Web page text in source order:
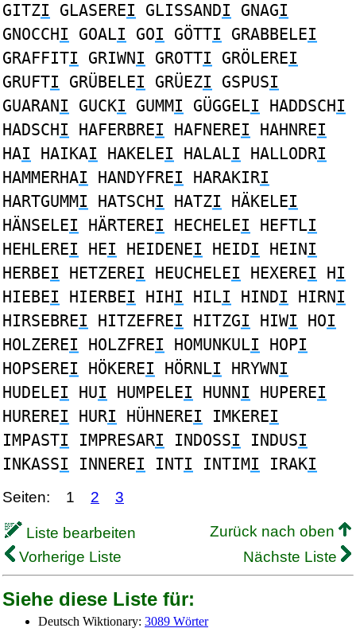
GITZI GLASEREI GLISSANDI GNAGI
GNOCCHI GOALI GOI GÖTTI GRABBELEI
GRAFFITI GRIWNI GROTTI GRÖLEREI
GRUFTI GRÜBELEI GRÜEZI GSPUSI
GUARANI GUCKI GUMMI GÜGGELI HADDSCHI
HADSCHI HAFERBREI HAFNEREI HAHNREI
HAI HAIKAI HAKELEI HALALI HALLODRI
HAMMERHAI HANDYFREI HARAKIRI
HARTGUMMI HATSCHI HATZI HÄKELEI
HÄNSELEI HÄRTEREI HECHELEI HEFTLI
HEHLEREI HEI HEIDENEI HEIDI HEINI
HERBEI HETZEREI HEUCHELEI HEXEREI HI
HIEBEI HIERBEI HIHI HILI HINDI HIRNI
HIRSEBREI HITZEFREI HITZGI HIWI HOI
HOLZEREI HOLZFREI HOMUNKULI HOPI
HOPSEREI HÖKEREI HÖRNLI HRYWNI
HUDELEI HUI HUMPELEI HUNNI HUPEREI
HUREREI HURI HÜHNEREI IMKEREI
IMPASTI IMPRESARI INDOSSI INDUSI
INKASSI INNEREI INTI INTIMI IRAKI
Seiten: 1 2 3
Liste bearbeiten
Zurück nach oben
Vorherige Liste
Nächste Liste
Siehe diese Liste für:
Deutsch Wiktionary: 3089 Wörter